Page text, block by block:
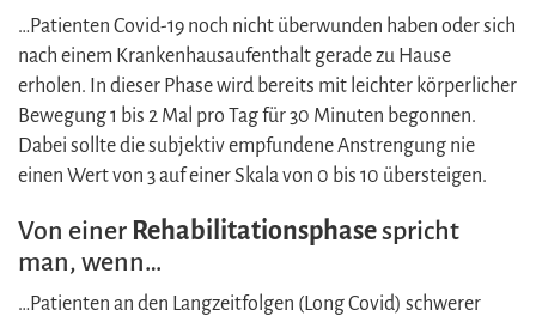
…Patienten Covid-19 noch nicht überwunden haben oder sich
nach einem Krankenhausaufenthalt gerade zu Hause
erholen. In dieser Phase wird bereits mit leichter körperlicher
Bewegung 1 bis 2 Mal pro Tag für 30 Minuten begonnen.
Dabei sollte die subjektiv empfundene Anstrengung nie
einen Wert von 3 auf einer Skala von 0 bis 10 übersteigen.
Von einer Rehabilitationsphasespricht
man, wenn…
…Patienten an den Langzeitfolgen (Long Covid) schwerer